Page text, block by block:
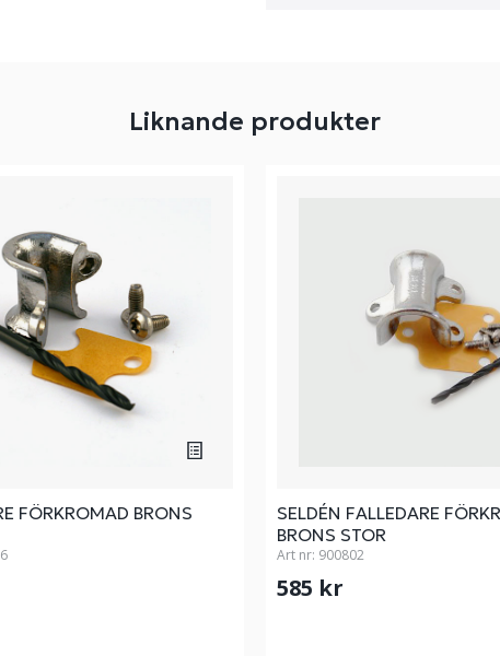
Liknande produkter
FÖRKROMAD BRONS
SELDÉN FALLEDARE
BRONS STOR
Art nr: 900802
585 kr